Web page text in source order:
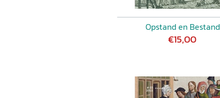
Opstand en Bestand
€15,00